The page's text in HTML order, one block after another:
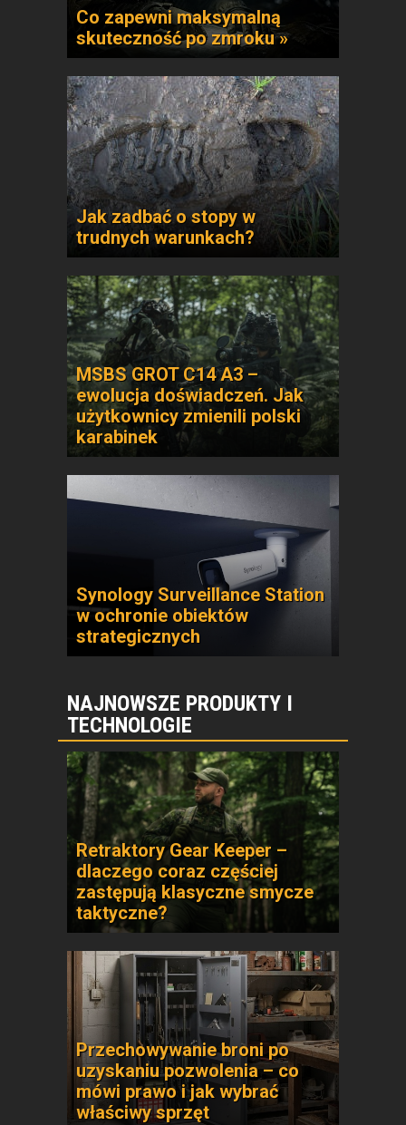
Co zapewni maksymalną
skuteczność po zmroku »
Jak zadbać o stopy w
trudnych warunkach?
MSBS GROT C14 A3 –
ewolucja doświadczeń. Jak
użytkownicy zmienili polski
karabinek
Synology Surveillance Station
w ochronie obiektów
strategicznych
NAJNOWSZE PRODUKTY I
TECHNOLOGIE
Retraktory Gear Keeper –
dlaczego coraz częściej
zastępują klasyczne smycze
taktyczne?
Przechowywanie broni po
uzyskaniu pozwolenia – co
mówi prawo i jak wybrać
właściwy sprzęt